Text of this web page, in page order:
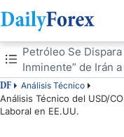
Tabla de contenidos
DF Análisis Técnico
Análisis Técnico del USD/
Laboral en EE.UU.
Petróleo Se
Inminente” de Irán
Petróleo Se Dispara Tras
Israel